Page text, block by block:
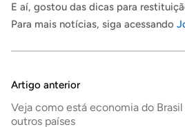
E aí, gostou das dicas para
Para mais notícias, siga acessando
Artigo anterior
Veja como está economia do
outros países